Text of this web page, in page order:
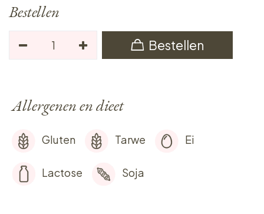
Bestellen
Bestellen
Allergenen en dieet
Gluten Tarwe Ei
Lactose Soja